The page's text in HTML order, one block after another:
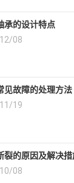
承的设计特点
08
见故障的处理方法
19
裂的原因及解决措
08